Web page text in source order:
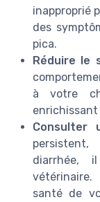
inapproprié
des
pica.
Réduire le
à votre
Consulter
diarrhée,
santé de